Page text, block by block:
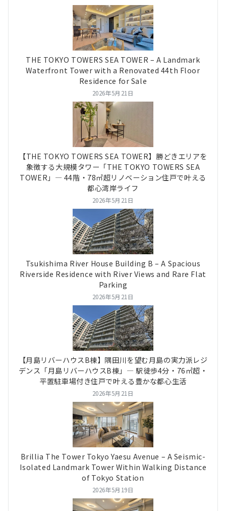
THE TOKYO TOWERS SEA TOWER – A Landmark
Waterfront Tower with a Renovated 44th Floor
Residence for Sale
2026年5月21日
【THE TOKYO TOWERS SEA TOWER】勝どきエリアを
象徴する大規模タワー「THE TOKYO TOWERS SEA
TOWER」― 44階・78㎡超リノベーション住戸で叶える
都心湾岸ライフ
2026年5月21日
Tsukishima River House Building B – A Spacious
Riverside Residence with River Views and Rare Flat
Parking
2026年5月21日
【月島リバーハウスB棟】隅田川を望む月島の実力派レジ
デンス「月島リバーハウスB棟」― 駅徒歩4分・76㎡超・
平置駐車場付き住戸で叶える豊かな都心生活
2026年5月21日
Brillia The Tower Tokyo Yaesu Avenue – A Seismic-
Isolated Landmark Tower Within Walking Distance
of Tokyo Station
2026年5月19日